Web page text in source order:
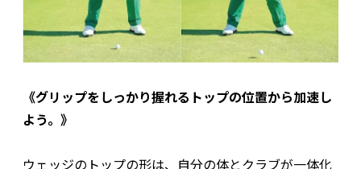
《グリップをしっかり握れるトップの位置から加速し
よう。》
ウェッジのトップの形は、自分の体とクラブが一体化